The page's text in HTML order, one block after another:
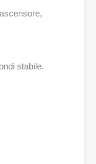
stabile.